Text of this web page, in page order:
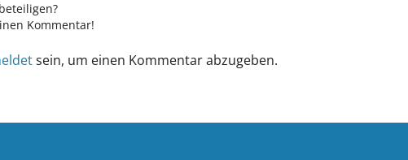
Kommentar!
sein, um einen Kommentar abzugeben.